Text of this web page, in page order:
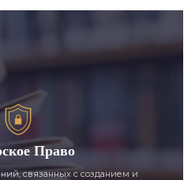
Право
связанных с созданием и